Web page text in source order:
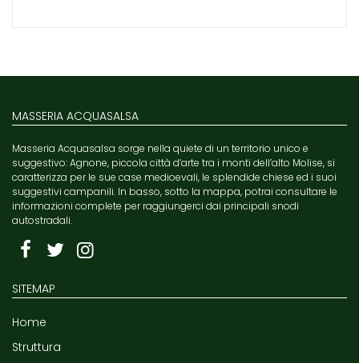
MASSERIA ACQUASALSA
Masseria Acquasalsa sorge nella quiete di un territorio unico e
suggestivo: Agnone, piccola città d’arte tra i monti dell’alto Molise, si
caratterizza per le sue case medioevali, le splendide chiese ed i suoi
suggestivi campanili. In basso, sotto la mappa, potrai consultare le
informazioni complete per raggiungerci dai principali snodi
autostradali.
SITEMAP
Home
Struttura